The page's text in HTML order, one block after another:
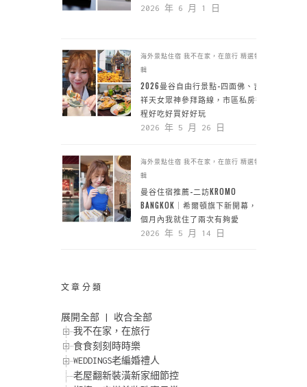
2026 年 6 月 1 日
海外景點住宿 我不在家，在旅行 精選特
輯
2026曼谷自由行景點-四面佛、吉
祥天女眾神參拜路線，市區私房行
程好吃好買好好玩
2026 年 5 月 26 日
海外景點住宿 我不在家，在旅行 精選特
輯
曼谷住宿推薦-二訪KROMO
BANGKOK｜希爾頓旗下新開幕，一
個月內我就住了兩次有夠愛
2026 年 5 月 14 日
文章分類
展開全部
收合全部
我不在家，在旅行
食食刻刻時時樂
WEDDINGS老編婚禮人
老屋翻新裝潢新家細節控